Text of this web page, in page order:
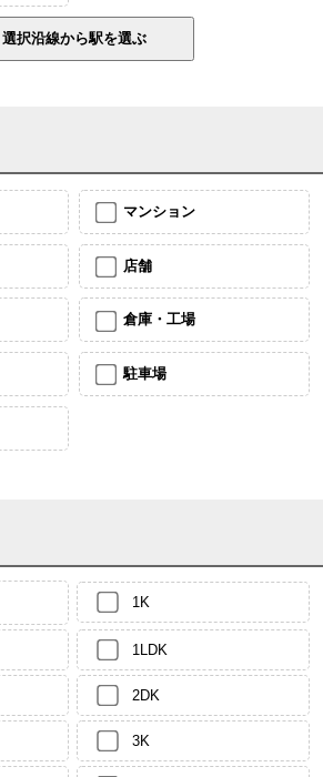
マンション
店舗
倉庫・工場
駐車場
1K
1LDK
2DK
3K